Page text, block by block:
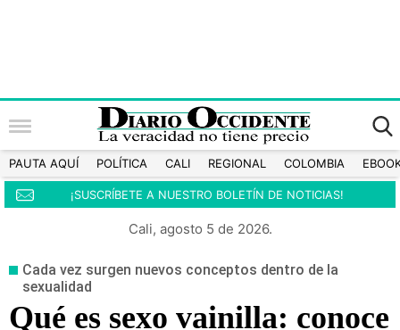
PAUTA AQUÍ POLÍTICA CALI REGIONAL COLOMBIA
¡SUSCRÍBETE A NUESTRO BOLETÍN DE NOTICIAS!
Cali, agosto 5 de 2026.
Cada vez surgen nuevos conceptos dentro de la
sexualidad
Qué es sexo vainilla: conoce